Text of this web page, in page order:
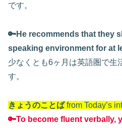
です。
🔑He recommends that they
speaking environment for at
少なくとも6ヶ月は英語圏で生
す。
きょうのことばfrom Today’s
🔑To become fluent verbally,